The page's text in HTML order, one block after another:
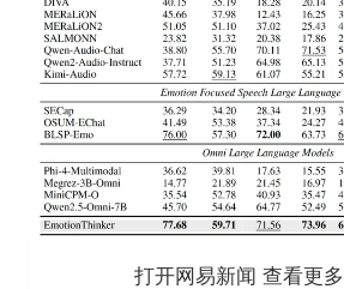
打开网易新闻 查看更